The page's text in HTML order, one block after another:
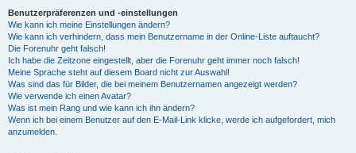
Benutzerpräferenzen und -einstellungen
Wie kann ich meine Einstellungen ändern?
Wie kann ich verhindern, dass mein Benutzername in der Online-Liste auftaucht?
Die Forenuhr geht falsch!
Ich habe die Zeitzone eingestellt, aber die Forenuhr geht immer noch falsch!
Meine Sprache steht auf diesem Board nicht zur Auswahl!
Was sind das für Bilder, die bei meinem Benutzernamen angezeigt werden?
Wie verwende ich einen Avatar?
Was ist mein Rang und wie kann ich ihn ändern?
Wenn ich bei einem Benutzer auf den E-Mail-Link klicke, werde ich aufgefordert, mich
anzumelden.